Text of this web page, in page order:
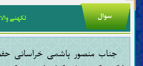
سوال لکھنے
جناب منصور ہاشمی خراسانی